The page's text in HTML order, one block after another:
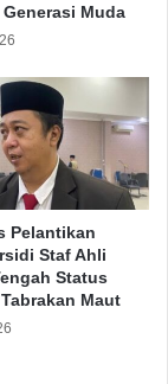
Muda
Pelantikan
Staf Ahli
Status
Maut